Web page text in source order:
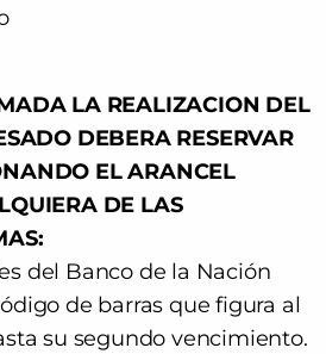
LA REALIZACION DEL
DEBERA RESERVAR
EL ARANCEL
DE LAS
del Banco de la Nación
de barras que figura al
su segundo vencimiento.